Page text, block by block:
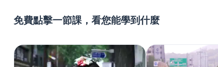
免費點擊一節課，看您能學到什麼